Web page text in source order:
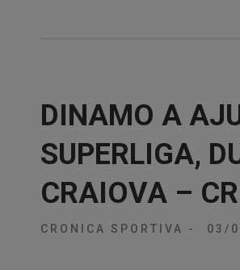
DINAMO A
SUPERLIGA,
CRAIOVA –
CRONICA SPORTIVA - 03/